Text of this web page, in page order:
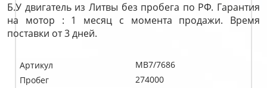
Б.У двигатель из Литвы без пробега по РФ. Гарантия
на мотор : 1 месяц с момента продажи. Время
поставки от 3 дней.
Артикул
MB7/7686
Пробег
274000